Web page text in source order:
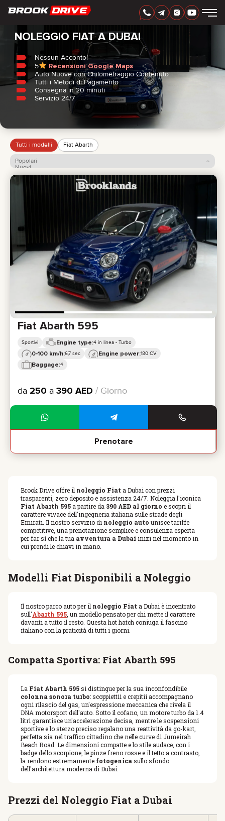
AED
MARCHI
PERIODO DI NOLEGGIO
MIGLIORI OFFERTE
FAQ
CERTIFICATES
COLLABORAZIONE
NOLEGGIA E DIVENTA TUO
info@brook-drive.rent
+ 971 52 193 88 88
+
Casa/ Fiat
NOLEGGIO FIAT A DUBAI
Nessun Acconto!
5
Recensioni Google Maps
Auto Nuove con Chilometraggio Contenuto
Tutti i Metodi di Pagamento
Consegna in 20 minuti
Servizio 24/7
Tutti i modelli Fiat Abarth
Popolari
Nuovi
Prezzo: dal più basso
Prezzo: dal più alto
Fiat Abarth 595
Sportivi Engine type:4 in linea - Turbo
0-100 km/h:6,7 sec Engine power:180 CV
Baggage:4
da 250 a 390 AED / Giorno
Prenotare
Brook Drive offre il noleggio Fiat a Dubai con prezzi
trasparenti, zero deposito e assistenza 24/7. Noleggia l'iconica
Fiat Abarth 595 a partire da 390 AED al giorno e scopri il
carattere vivace dell'ingegneria italiana sulle strade degli
Emirati. Il nostro servizio di noleggio auto unisce tariffe
competitive, una prenotazione semplice e consulenza esperta
per far sì che la tua avventura a Dubai inizi nel momento in
cui prendi le chiavi in mano.
Modelli Fiat Disponibili a Noleggio
Il nostro parco auto per il noleggio Fiat a Dubai è incentrato
sull'Abarth 595, un modello pensato per chi mette il carattere
davanti a tutto il resto. Questa hot hatch coniuga il fascino
italiano con la praticità di tutti i giorni.
Compatta Sportiva: Fiat Abarth 595
La Fiat Abarth 595si distingue per la sua inconfondibile
colonna sonora turbo: scoppiettii e crepitii accompagnano
ogni rilascio del gas, un'espressione meccanica che rivela il
DNA motorsport dell'auto. Sotto il cofano, un motore turbo da 1.4
litri garantisce un'accelerazione decisa, mentre le sospensioni
sportive e lo sterzo preciso regalano una reattività da go-kart,
perfetta sia nel traffico cittadino che nelle curve di Jumeirah
Beach Road. Le dimensioni compatte e lo stile audace, con i
badge dello scorpione, le pinze freno rosse e il tetto a contrasto,
la rendono estremamente fotogenicasullo sfondo
dell'architettura moderna di Dubai.
Prezzi del Noleggio Fiat a Dubai